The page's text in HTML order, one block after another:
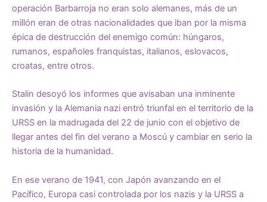
operación Barbarroja no eran solo alemanes, más de un
millón eran de otras nacionalidades que iban por la misma
épica de destrucción del enemigo común: húngaros,
rumanos, españoles franquistas, italianos, eslovacos,
croatas, entre otros.
Stalin desoyó los informes que avisaban una inminente
invasión y la Alemania nazi entró triunfal en el territorio de la
URSS en la madrugada del 22 de junio con el objetivo de
llegar antes del fin del verano a Moscú y cambiar en serio la
historia de la humanidad.
En ese verano de 1941, con Japón avanzando en el
Pacífico, Europa casi controlada por los nazis y la URSS a